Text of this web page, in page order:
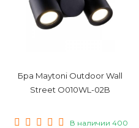
Бра Maytoni Outdoor Wall
Street O010WL-02B
В наличии 400